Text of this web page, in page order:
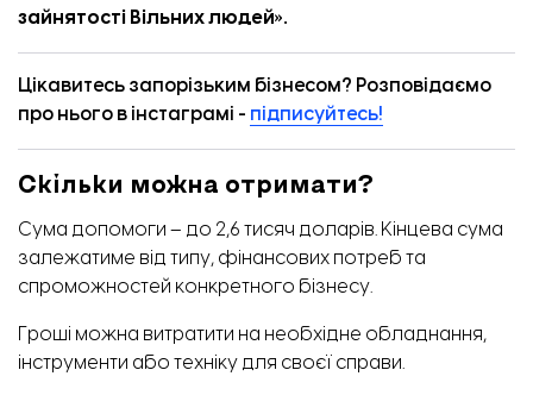
зайнятості Вільних людей».
Цікавитесь запорізьким бізнесом? Розповідаємо
про нього в інстаграмі - підписуйтесь!
Скільки можна отримати?
Сума допомоги – до 2,6 тисяч доларів. Кінцева сума
залежатиме від типу, фінансових потреб та
спроможностей конкретного бізнесу.
Гроші можна витратити на необхідне обладнання,
інструменти або техніку для своєї справи.